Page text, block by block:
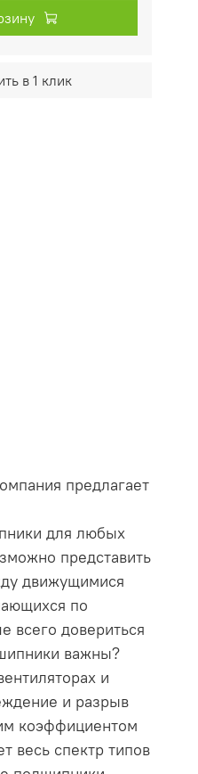
в 1 клик
предлагает
для любых
представить
движущимися
по
всего довериться
важны?
и
и разрыв
коэффициентом
весь спектр типов